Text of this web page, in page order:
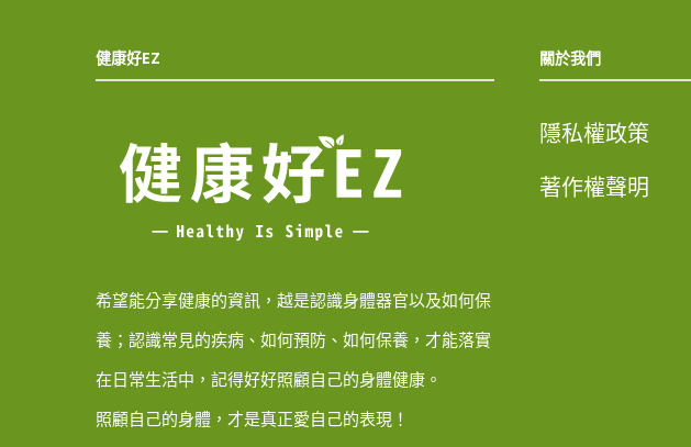
健康好EZ
希望能分享健康的資訊，越是認識身體器官以及如何保
養；認識常見的疾病、如何預防、如何保養，才能落實
在日常生活中，記得好好照顧自己的身體健康。
照顧自己的身體，才是真正愛自己的表現！
關於我們
隱私權政策
著作權聲明